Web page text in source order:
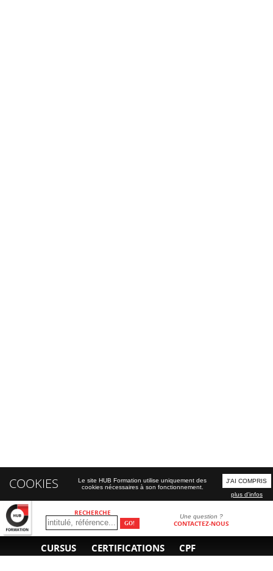
RECHERCHE Une question ?
CONTACTEZ-NOUS
CURSUS CERTIFICATIONS CPF
COOKIES
Le site HUB Formation utilise uniquement des
cookies nécessaires à son fonctionnement.
J'AI COMPRIS
plus d'infos